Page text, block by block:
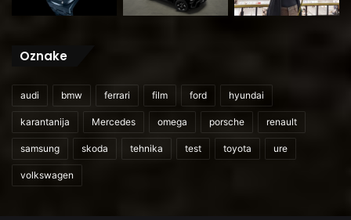
Oznake
audi bmw ferrari film ford hyundai
karantanija Mercedes omega porsche renault
samsung skoda tehnika test toyota ure
volkswagen